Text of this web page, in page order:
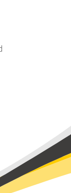
Kontakt